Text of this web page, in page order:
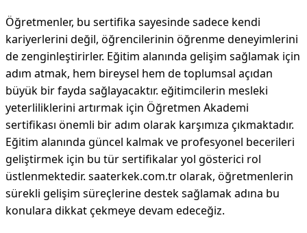
Öğretmenler, bu sertifika sayesinde sadece kendi
kariyerlerini değil, öğrencilerinin öğrenme deneyimlerini
de zenginleştirirler. Eğitim alanında gelişim sağlamak için
adım atmak, hem bireysel hem de toplumsal açıdan
büyük bir fayda sağlayacaktır. eğitimcilerin mesleki
yeterliliklerini artırmak için Öğretmen Akademi
sertifikası önemli bir adım olarak karşımıza çıkmaktadır.
Eğitim alanında güncel kalmak ve profesyonel becerileri
geliştirmek için bu tür sertifikalar yol gösterici rol
üstlenmektedir. saaterkek.com.tr olarak, öğretmenlerin
sürekli gelişim süreçlerine destek sağlamak adına bu
konulara dikkat çekmeye devam edeceğiz.